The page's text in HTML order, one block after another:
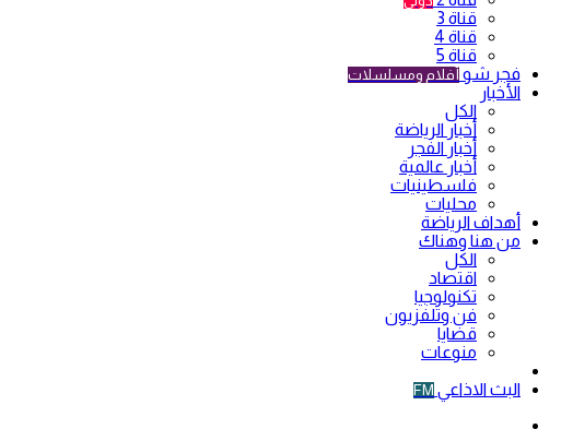
قناة 3
قناة 4
قناة 5
فجر شو أفلام ومسلسلات
الأخبار
الكل
أخبار الرياضة
أخبار الفجر
أخبار عالمية
فلسطينيات
محليات
أهداف الرياضة
من هنا وهناك
الكل
اقتصاد
تكنولوجيا
فن وتلفزيون
قضايا
منوعات
البث الاذاعي FM